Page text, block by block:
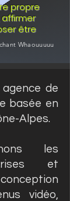
propre
affirmer
être
Whaouuuuu
de
basée en
Alpes.
les
et
vidéo,